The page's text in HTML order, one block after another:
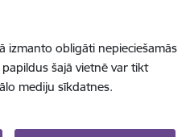
izmanto obligāti nepieciešamās
šajā vietnē var tikt
mediju sīkdatnes.